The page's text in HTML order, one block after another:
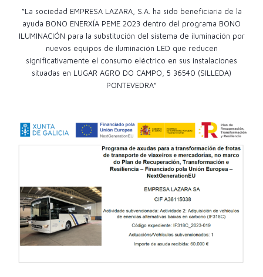
“La sociedad EMPRESA LAZARA, S.A. ha sido beneficiaria de la
ayuda BONO ENERXÍA PEME 2023 dentro del programa BONO
ILUMINACIÓN para la substitución del sistema de iluminación por
nuevos equipos de iluminación LED que reducen
significativamente el consumo eléctrico en sus instalaciones
situadas en LUGAR AGRO DO CAMPO, 5 36540 (SILLEDA)
PONTEVEDRA”